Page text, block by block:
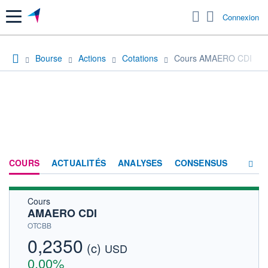
Menu Connexion
Bourse Actions Cotations Cours AMAERO CDI
COURS ACTUALITÉS ANALYSES CONSENSUS
Cours
AMAERO CDI
OTCBB
0,2350 (c) USD
0,00%